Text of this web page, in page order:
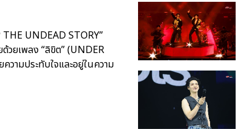
UNDEAD STORY”
วยเพลง “ลิขิต” (UNDER
ามประทับใจและอยู่ในความ